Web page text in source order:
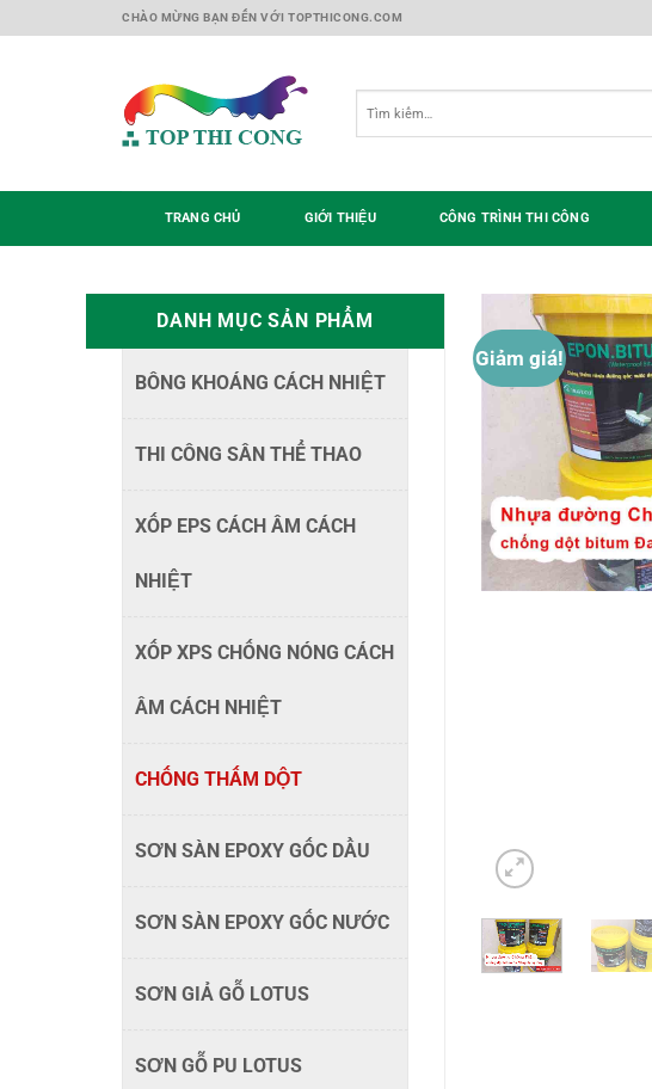
to
CHÀO MỪNG BẠN ĐẾN VỚI TOPTHICONG.COM
kiếm:
TRANG CHỦ GIỚI THIỆU CÔNG TRÌNH THI CÔNG
DANH MỤC SẢN PHẨM
BÔNG KHOÁNG CÁCH NHIỆT
THI CÔNG SÂN THỂ THAO
XỐP EPS CÁCH ÂM CÁCH
NHIỆT
XỐP XPS CHỐNG NÓNG CÁCH
ÂM CÁCH NHIỆT
CHỐNG THẤM DỘT
SƠN SÀN EPOXY GỐC DẦU
SƠN SÀN EPOXY GỐC NƯỚC
SƠN GIẢ GỖ LOTUS
SƠN GỖ PU LOTUS
Giảm giá!